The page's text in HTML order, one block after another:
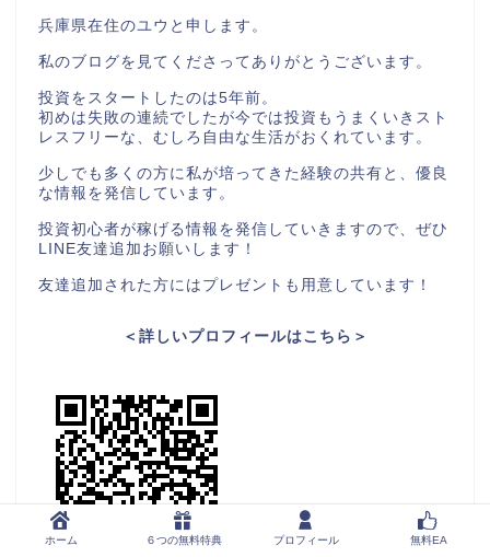
兵庫県在住のユウと申します。
私のブログを見てくださってありがとうございます。
投資をスタートしたのは5年前。
初めは失敗の連続でしたが今では投資もうまくいきスト
レスフリーな、むしろ自由な生活がおくれています。
少しでも多くの方に私が培ってきた経験の共有と、優良
な情報を発信しています。
投資初心者が稼げる情報を発信していきますので、ぜひ
LINE友達追加お願いします！
友達追加された方にはプレゼントも用意しています！
＜詳しいプロフィールはこちら＞
ホーム ６つの無料特典 プロフィール 無料EA